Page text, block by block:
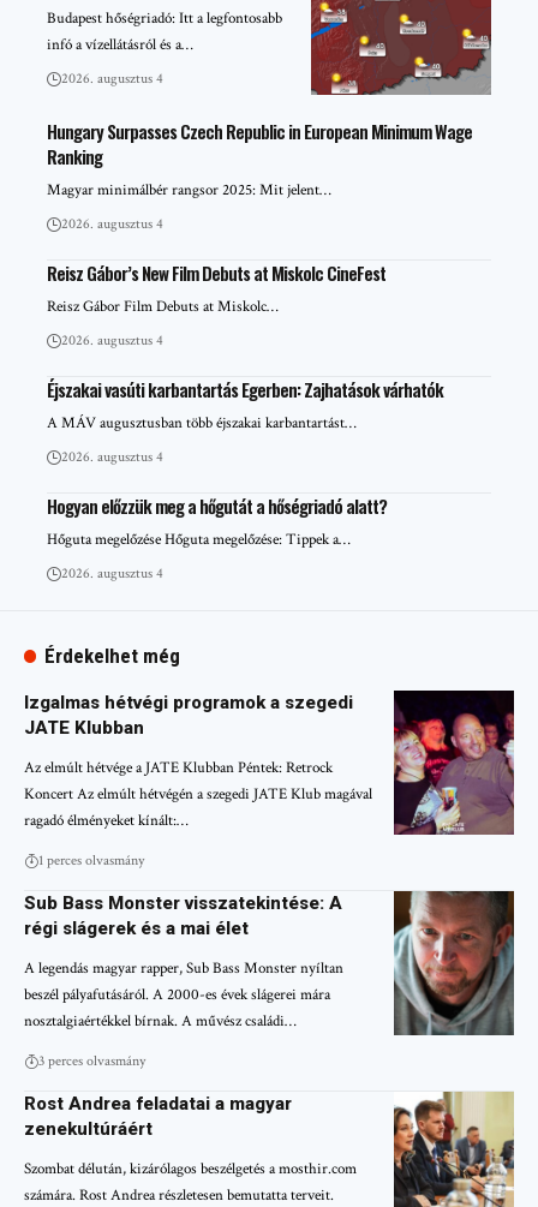
Budapest hőségriadó: Itt a legfontosabb
infó a vízellátásról és a…
2026. augusztus 4
Hungary Surpasses Czech Republic in European Minimum Wage
Ranking
Magyar minimálbér rangsor 2025: Mit jelent…
2026. augusztus 4
Reisz Gábor’s New Film Debuts at Miskolc CineFest
Reisz Gábor Film Debuts at Miskolc…
2026. augusztus 4
Éjszakai vasúti karbantartás Egerben: Zajhatások várhatók
A MÁV augusztusban több éjszakai karbantartást…
2026. augusztus 4
Hogyan előzzük meg a hőgutát a hőségriadó alatt?
Hőguta megelőzése Hőguta megelőzése: Tippek a…
2026. augusztus 4
Érdekelhet még
Izgalmas hétvégi programok a szegedi
JATE Klubban
Az elmúlt hétvége a JATE Klubban Péntek: Retrock
Koncert Az elmúlt hétvégén a szegedi JATE Klub magával
ragadó élményeket kínált:…
1 perces olvasmány
Sub Bass Monster visszatekintése: A
régi slágerek és a mai élet
A legendás magyar rapper, Sub Bass Monster nyíltan
beszél pályafutásáról. A 2000-es évek slágerei mára
nosztalgiaértékkel bírnak. A művész családi…
3 perces olvasmány
Rost Andrea feladatai a magyar
zenekultúráért
Szombat délután, kizárólagos beszélgetés a mosthir.com
számára. Rost Andrea részletesen bemutatta terveit.